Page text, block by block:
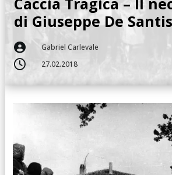
di Giuseppe De Santis
 Gabriel Carlevale
 27.02.2018